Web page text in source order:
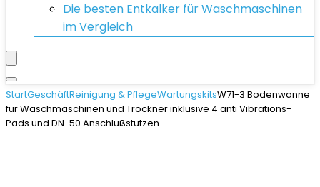
Die besten Entkalker für Waschmaschinen
im Vergleich
StartGeschäftReinigung & PflegeWartungskitsW71-3 Bodenwanne
für Waschmaschinen und Trockner inklusive 4 anti Vibrations-
Pads und DN-50 Anschlußstutzen